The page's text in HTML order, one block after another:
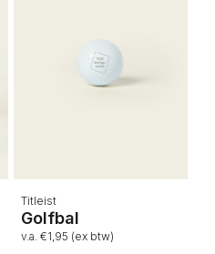
Titleist
Golfbal
v.a. €1,95 (ex btw)